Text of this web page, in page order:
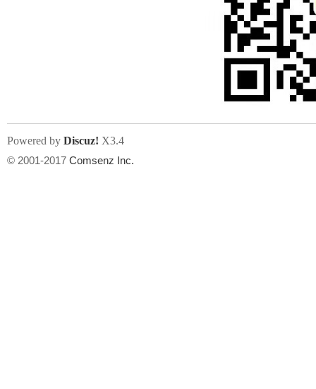
Powered by Discuz! X3.4
© 2001-2017 Comsenz Inc.